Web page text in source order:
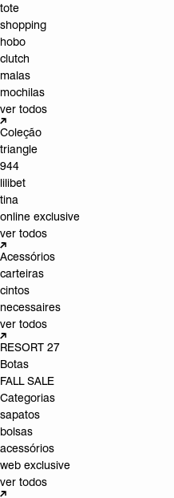
tote
shopping
hobo
clutch
malas
mochilas
ver todos
Coleção
triangle
944
lilibet
tina
online exclusive
ver todos
Acessórios
carteiras
cintos
necessaires
ver todos
RESORT 27
Botas
FALL SALE
Categorias
sapatos
bolsas
acessórios
web exclusive
ver todos